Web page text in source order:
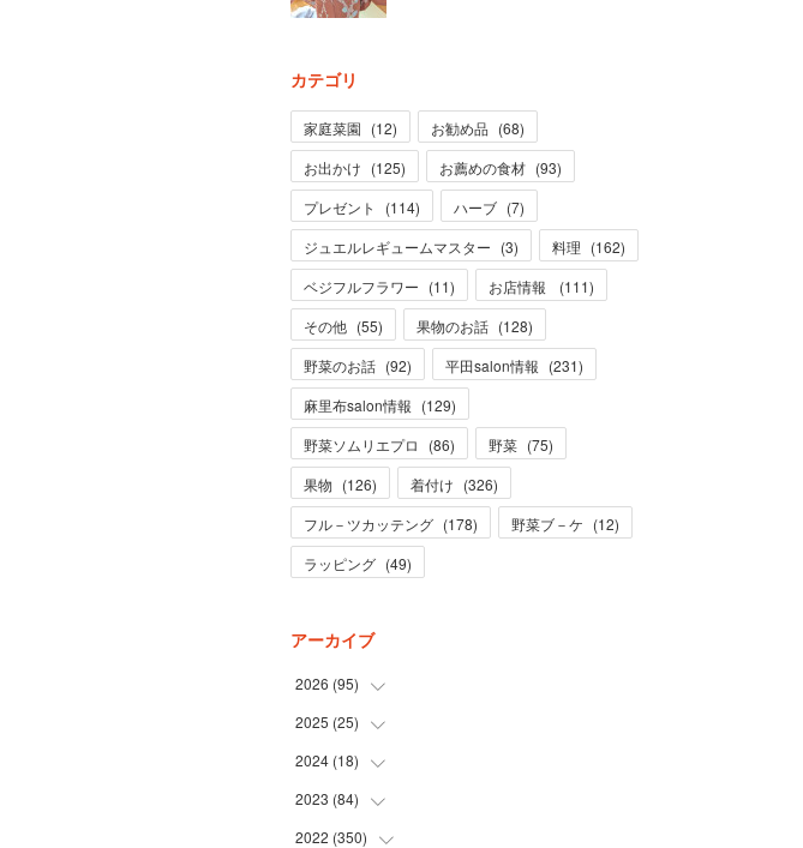
カテゴリ
家庭菜園 (12) お勧め品 (68)
お出かけ (125) お薦めの食材 (93)
プレゼント
(114) ハーブ (7)
ジュエルレギュームマスター (3) 料理 (162)
ベジフルフラワー (11) お店情報 (111)
その他 (55) 果物のお話 (128)
野菜のお話 (92) 平田salon情報 (231)
麻里布salon情報 (129)
野菜ソムリエプロ
(86) 野菜 (75)
果物 (126) 着付け (326)
フル－ツカッテング (178) 野菜ブ－ケ (12)
ラッピング (49)
アーカイブ
2026 (95)
(5
(31
)
(28
)
(31
2025 (25)
(3
(19
)
(1)
2024 (18)
(1
(12
2023 (84)
(1)
2022 (350)